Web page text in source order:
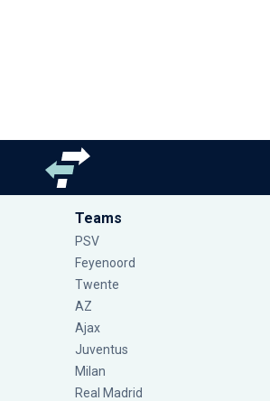
Teams
PSV
Feyenoord
Twente
AZ
Ajax
Juventus
Milan
Real Madrid